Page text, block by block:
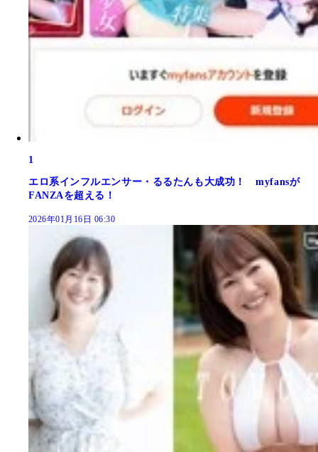
1
エロ系インフルエンサー・るるたんも大成功！ myfansが
FANZAを超える！
2026年01月16日 06:30